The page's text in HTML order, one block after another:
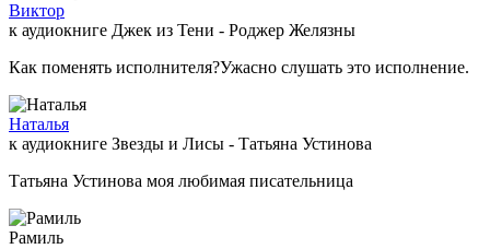
Виктор
к аудиокниге Джек из Тени - Роджер Желязны
Как поменять исполнителя?Ужасно слушать это исполнение.
Наталья
к аудиокниге Звезды и Лисы - Татьяна Устинова
Татьяна Устинова моя любимая писательница
Рамиль